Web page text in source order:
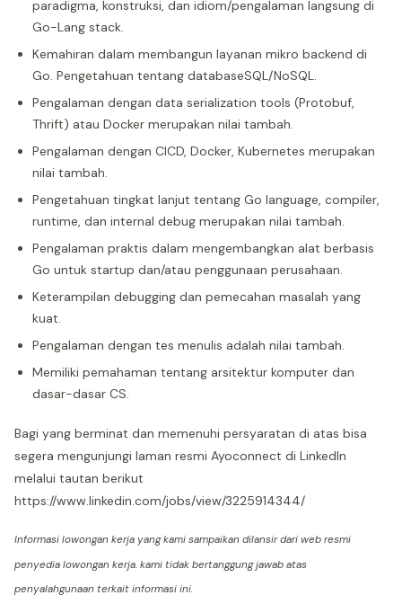
paradigma, konstruksi, dan idiom/pengalaman langsung di
Go-Lang stack.
Kemahiran dalam membangun layanan mikro backend di
Go. Pengetahuan tentang databaseSQL/NoSQL.
Pengalaman dengan data serialization tools (Protobuf,
Thrift) atau Docker merupakan nilai tambah.
Pengalaman dengan CICD, Docker, Kubernetes merupakan
nilai tambah.
Pengetahuan tingkat lanjut tentang Go language, compiler,
runtime, dan internal debug merupakan nilai tambah.
Pengalaman praktis dalam mengembangkan alat berbasis
Go untuk startup dan/atau penggunaan perusahaan.
Keterampilan debugging dan pemecahan masalah yang
kuat.
Pengalaman dengan tes menulis adalah nilai tambah.
Memiliki pemahaman tentang arsitektur komputer dan
dasar-dasar CS.
Bagi yang berminat dan memenuhi persyaratan di atas bisa
segera mengunjungi laman resmi Ayoconnect di LinkedIn
melalui tautan berikut
https://www.linkedin.com/jobs/view/3225914344/
Informasi lowongan kerja yang kami sampaikan dilansir dari web resmi
penyedia lowongan kerja. kami tidak bertanggung jawab atas
penyalahgunaan terkait informasi ini.